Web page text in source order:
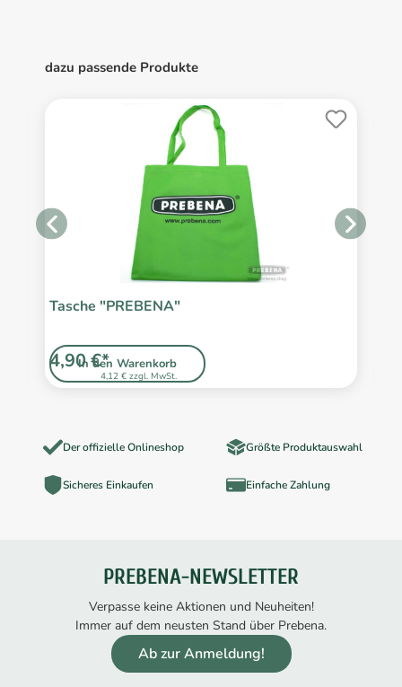
dazu passende Produkte
Tasche "PREBENA"
In den Warenkorb
4,12 € zzgl. MwSt.
4,90 €*
Der offizielle Onlineshop Größte Produktauswahl
Sicheres Einkaufen Einfache Zahlung
PREBENA-NEWSLETTER
Verpasse keine Aktionen und Neuheiten!
Immer auf dem neusten Stand über Prebena.
Ab zur Anmeldung!